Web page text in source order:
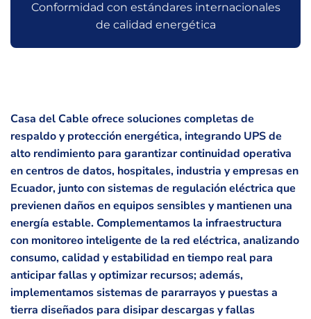
Conformidad con estándares internacionales
de calidad energética
Casa del Cable ofrece soluciones completas de
respaldo y protección energética, integrando UPS de
alto rendimiento para garantizar continuidad operativa
en centros de datos, hospitales, industria y empresas en
Ecuador, junto con sistemas de regulación eléctrica que
previenen daños en equipos sensibles y mantienen una
energía estable. Complementamos la infraestructura
con monitoreo inteligente de la red eléctrica, analizando
consumo, calidad y estabilidad en tiempo real para
anticipar fallas y optimizar recursos; además,
implementamos sistemas de pararrayos y puestas a
tierra diseñados para disipar descargas y fallas